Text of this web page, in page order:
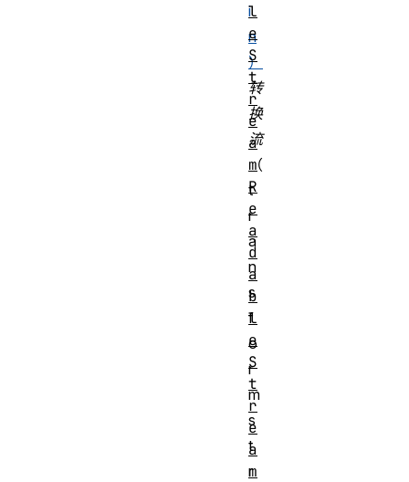
i
n
）
转
换
流
（
t
r
a
n
s
f
o
r
m
s
t
r
l
e
S
t
r
e
a
m
R
e
a
d
a
b
l
e
S
t
r
e
a
m